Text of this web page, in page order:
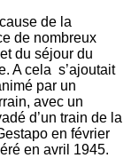
de la
de nombreux
du séjour du
A cela s’ajoutait
par un
avec un
d’un train de la
en février
en avril 1945.